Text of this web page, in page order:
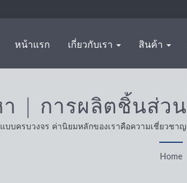
หน้าแรก เกี่ยวกับเรา สินค้า
| การผลิตชิ้นส่วน
บบครบวงจร ค่านิยมหลักของเราคือความเชี่ยว
ด้วยความซื่อสัตย์ มีทัศนคติที่เหมาะสมและเป็
Home